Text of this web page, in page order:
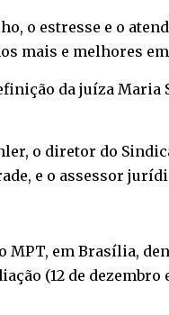
o estresse e o
mais e melhores
da juíza Maria
o diretor do
e o assessor
MPT, em Brasília,
(12 de dezembro e